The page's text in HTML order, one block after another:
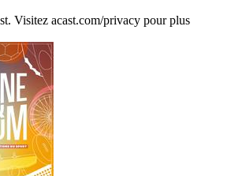
Visitez acast.com/privacy pour plus